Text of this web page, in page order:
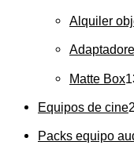
Alquiler
Matte Box
Equipos de cine
Packs equipo